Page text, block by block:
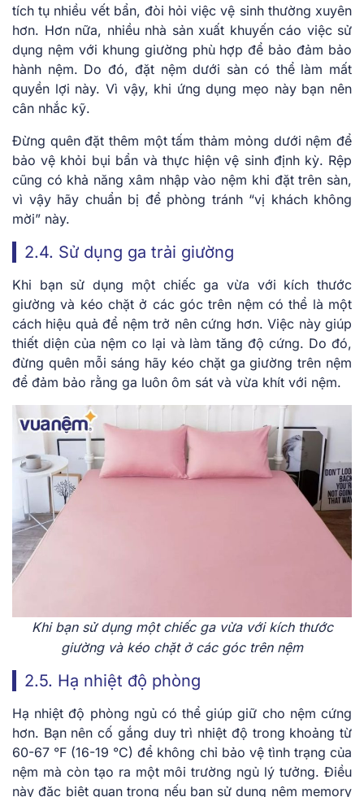
tích tụ nhiều vết bẩn, đòi hỏi việc vệ sinh thường xuyên
hơn. Hơn nữa, nhiều nhà sản xuất khuyến cáo việc sử
dụng nệm với khung giường phù hợp để bảo đảm bảo
hành nệm. Do đó, đặt nệm dưới sàn có thể làm mất
quyền lợi này. Vì vậy, khi ứng dụng mẹo này bạn nên
cân nhắc kỹ.
Đừng quên đặt thêm một tấm thảm mỏng dưới nệm để
bảo vệ khỏi bụi bẩn và thực hiện vệ sinh định kỳ. Rệp
cũng có khả năng xâm nhập vào nệm khi đặt trên sàn,
vì vậy hãy chuẩn bị để phòng tránh “vị khách không
mời” này.
2.4. Sử dụng ga trải giường
Khi bạn sử dụng một chiếc ga vừa với kích thước
giường và kéo chặt ở các góc trên nệm có thể là một
cách hiệu quả để nệm trở nên cứng hơn. Việc này giúp
thiết diện của nệm co lại và làm tăng độ cứng. Do đó,
đừng quên mỗi sáng hãy kéo chặt ga giường trên nệm
để đảm bảo rằng ga luôn ôm sát và vừa khít với nệm.
Khi bạn sử dụng một chiếc ga vừa với kích thước
giường và kéo chặt ở các góc trên nệm
2.5. Hạ nhiệt độ phòng
Hạ nhiệt độ phòng ngủ có thể giúp giữ cho nệm cứng
hơn. Bạn nên cố gắng duy trì nhiệt độ trong khoảng từ
60-67 °F (16-19 °C) để không chỉ bảo vệ tình trạng của
nệm mà còn tạo ra một môi trường ngủ lý tưởng. Điều
này đặc biệt quan trọng nếu bạn sử dụng nệm memory